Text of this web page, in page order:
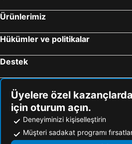
Ürünlerimiz
Hükümler ve politikalar
Destek
Üyelere özel
için oturum açın.
Deneyiminizi kişiselleştirin
Müşteri sadakat programı